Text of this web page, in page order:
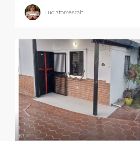
Luciatorresrah